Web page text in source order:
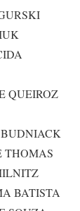
QUEIROZ
THOMAS
BATISTA